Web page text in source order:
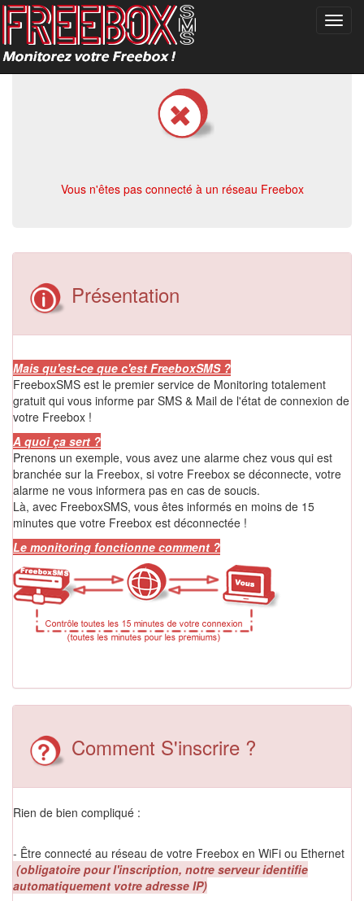
Vous n'êtes pas connecté à un réseau Freebox
Présentation
Mais qu'est-ce que c'est FreeboxSMS ?
FreeboxSMS est le premier service de Monitoring totalement
gratuit qui vous informe par SMS & Mail de l'état de connexion de
votre Freebox !
A quoi ça sert ?
Prenons un exemple, vous avez une alarme chez vous qui est
branchée sur la Freebox, si votre Freebox se déconnecte, votre
alarme ne vous informera pas en cas de soucis.
Là, avec FreeboxSMS, vous êtes informés en moins de 15
minutes que votre Freebox est déconnectée !
Le monitoring fonctionne comment ?
Comment S'inscrire ?
Rien de bien compliqué :
- Être connecté au réseau de votre Freebox en WiFi ou Ethernet
(obligatoire pour l'inscription, notre serveur identifie
automatiquement votre adresse IP)